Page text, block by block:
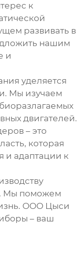
к
развивать в
нашим
и
уделяется
Мы изучаем
двигателей.
– это
которая
и адаптации к
Мы поможем
ООО Цыси
– ваш